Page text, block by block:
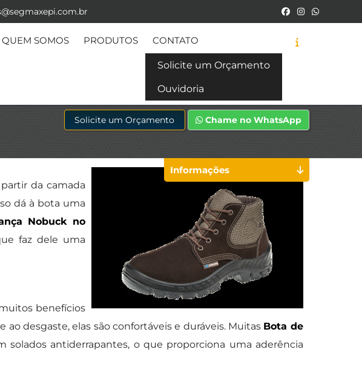
QUEM SOMOS PRODUTOS CONTATO
Solicite um Orçamento
Ouvidoria
Solicite um Orçamento Chame no WhatsApp
da camada
dá à bota uma
Nobuck no
faz dele uma
benefícios
desgaste, elas são confortáveis e duráveis. Muitas Bota de
solados antiderrapantes, o que proporciona uma aderência
Informações